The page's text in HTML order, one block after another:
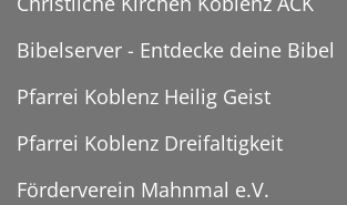
Bibelserver - Entdecke deine Bibel
Pfarrei Koblenz Heilig Geist
Pfarrei Koblenz Dreifaltigkeit
Förderverein Mahnmal e.V.